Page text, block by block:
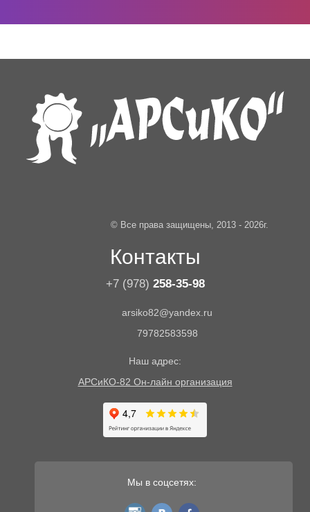
© Все права защищены, 2013 - 2026г.
Контакты
+7 (978) 258-35-98
arsiko82@yandex.ru
79782583598
Наш адрес:
АРСиКО-82 Он-лайн организация
Мы в соцсетях:
instagram
vk fb